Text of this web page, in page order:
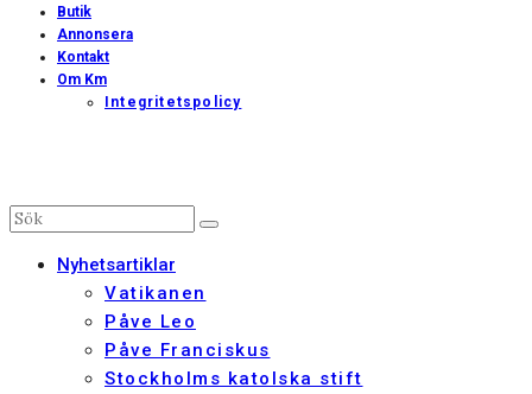
Butik
Annonsera
Kontakt
Om Km
Integritetspolicy
Nyhetsartiklar
Vatikanen
Påve Leo
Påve Franciskus
Stockholms katolska stift